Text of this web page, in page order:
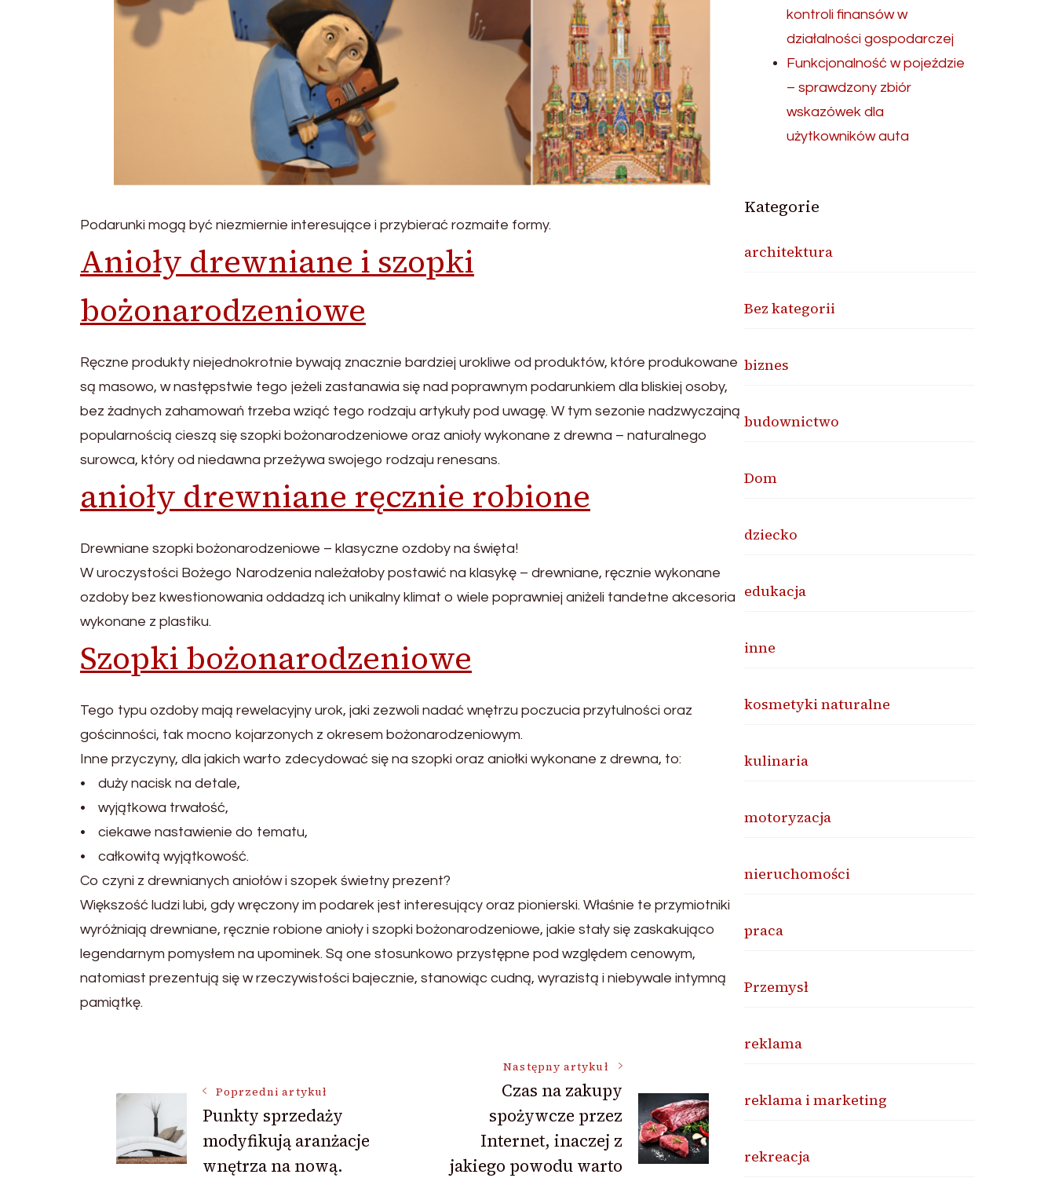
Podarunki mogą być niezmiernie interesujące i przybierać rozmaite formy.
Anioły drewniane i szopki
bożonarodzeniowe
Ręczne produkty niejednokrotnie bywają znacznie bardziej urokliwe od produktów, które produkowane
są masowo, w następstwie tego jeżeli zastanawia się nad poprawnym podarunkiem dla bliskiej osoby,
bez żadnych zahamowań trzeba wziąć tego rodzaju artykuły pod uwagę. W tym sezonie nadzwyczajną
popularnością cieszą się szopki bożonarodzeniowe oraz anioły wykonane z drewna – naturalnego
surowca, który od niedawna przeżywa swojego rodzaju renesans.
anioły drewniane ręcznie robione
Drewniane szopki bożonarodzeniowe – klasyczne ozdoby na święta!
W uroczystości Bożego Narodzenia należałoby postawić na klasykę – drewniane, ręcznie wykonane
ozdoby bez kwestionowania oddadzą ich unikalny klimat o wiele poprawniej aniżeli tandetne akcesoria
wykonane z plastiku.
Szopki bożonarodzeniowe
Tego typu ozdoby mają rewelacyjny urok, jaki zezwoli nadać wnętrzu poczucia przytulności oraz
gościnności, tak mocno kojarzonych z okresem bożonarodzeniowym.
Inne przyczyny, dla jakich warto zdecydować się na szopki oraz aniołki wykonane z drewna, to:
• duży nacisk na detale,
• wyjątkowa trwałość,
• ciekawe nastawienie do tematu,
• całkowitą wyjątkowość.
Co czyni z drewnianych aniołów i szopek świetny prezent?
Większość ludzi lubi, gdy wręczony im podarek jest interesujący oraz pionierski. Właśnie te przymiotniki
wyróżniają drewniane, ręcznie robione anioły i szopki bożonarodzeniowe, jakie stały się zaskakująco
legendarnym pomysłem na upominek. Są one stosunkowo przystępne pod względem cenowym,
natomiast prezentują się w rzeczywistości bajecznie, stanowiąc cudną, wyrazistą i niebywale intymną
pamiątkę.
Nawigacja
wpisu
Poprzedni artykuł
Punkty sprzedaży
modyfikują aranżacje
wnętrza na nową.
Następny artykuł
Czas na zakupy
spożywcze przez
Internet, inaczej z
jakiego powodu warto
kontroli finansów w
działalności gospodarczej
Funkcjonalność w pojeździe
– sprawdzony zbiór
wskazówek dla
użytkowników auta
Kategorie
architektura
Bez kategorii
biznes
budownictwo
Dom
dziecko
edukacja
inne
kosmetyki naturalne
kulinaria
motoryzacja
nieruchomości
praca
Przemysł
reklama
reklama i marketing
rekreacja